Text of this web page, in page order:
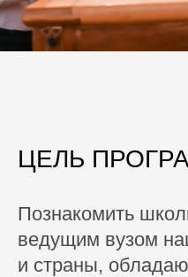
ЦЕЛЬ
Познакомить
ведущим вузом
и страны,